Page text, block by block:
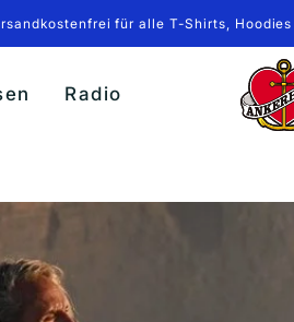
für alle T-Shirts,
Radio
Verlag